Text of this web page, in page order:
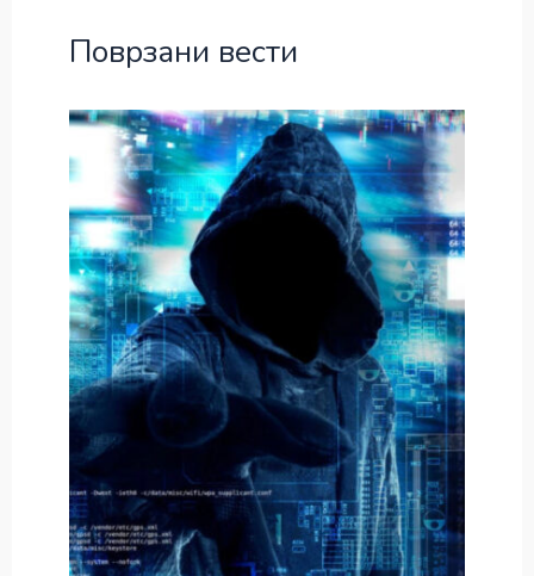
Поврзани вести